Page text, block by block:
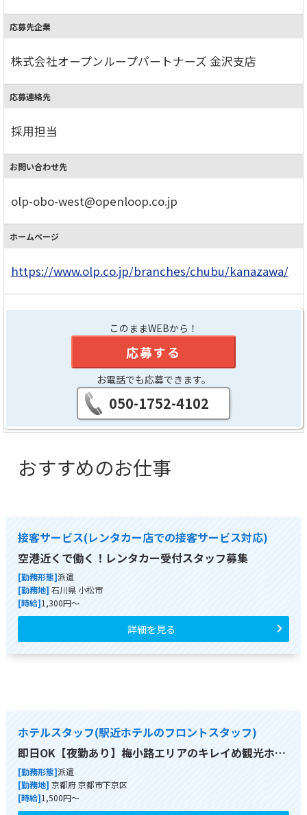
応募先企業
株式会社オープンループパートナーズ 金沢支店
応募連絡先
採用担当
お問い合わせ先
olp-obo-west@openloop.co.jp
ホームページ
https://www.olp.co.jp/branches/chubu/kanazawa/
このままWEBから！
応募する
お電話でも応募できます。
050-1752-4102
おすすめのお仕事
接客サービス(レンタカー店での接客サービス対応)
空港近くで働く！レンタカー受付スタッフ募集
[勤務形態]派遣
[勤務地] 石川県 小松市
[時給]1,300円～
詳細を見る
ホテルスタッフ(駅近ホテルのフロントスタッフ)
即日OK【夜勤あり】梅小路エリアのキレイめ観光ホ…
[勤務形態]派遣
[勤務地] 京都府 京都市下京区
[時給]1,500円～